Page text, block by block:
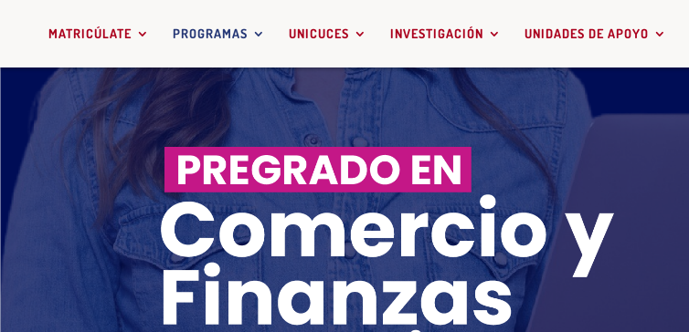
MATRICÚLATE PROGRAMAS UNICUCES INVESTIGACIÓN UNIDADES DE APOYO